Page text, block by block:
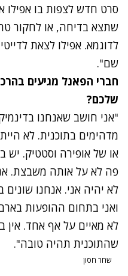
סרט חדש לצפות בו אפילו
שתצא בדיחה, או לחקור
לדוגמא. אפילו לצאת
שם".
חברי הפאנל מגיעים
שלכם?
"אני חושב שאנחנו
מדהימים בתוכנית. לא
או של אופירה וסטטיק. יש
פה לא על אותה משבצת.
לא יהיה אני. אנחנו
ואני בתחום ההופעות
לא מאיים על אף אחד. אין
שהתוכנית תהיה טובה".
שחר חסון